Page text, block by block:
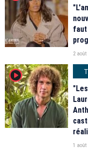
faut
2 août
player2
1 août